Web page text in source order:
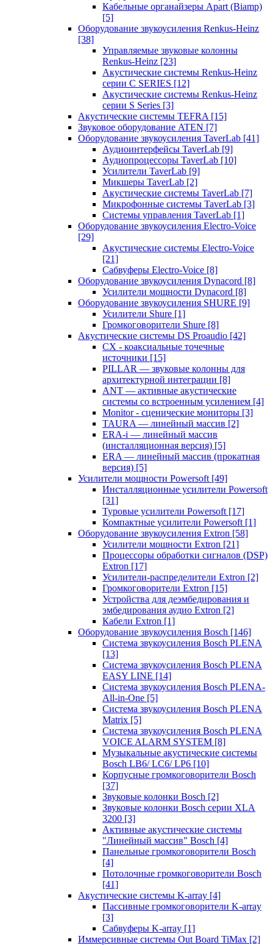
Кабельные органайзеры Apart (Biamp)
[5]
Оборудование звукоусиления Renkus-Heinz
[38]
Управляемые звуковые колонны
Renkus-Heinz [23]
Акустические системы Renkus-Heinz
серии C SERIES [12]
Акустические системы Renkus-Heinz
серии S Series [3]
Акустические системы TEFRA [15]
Звуковое оборудование ATEN [7]
Оборудование звукоусиления TaverLab [41]
Аудиоинтерфейсы TaverLab [9]
Аудиопроцессоры TaverLab [10]
Усилители TaverLab [9]
Микшеры TaverLab [2]
Акустические системы TaverLab [7]
Микрофонные системы TaverLab [3]
Системы управления TaverLab [1]
Оборудование звукоусиления Electro-Voice
[29]
Акустические системы Electro-Voice
[21]
Сабвуферы Electro-Voice [8]
Оборудование звукоусиления Dynacord [8]
Усилители мощности Dynacord [8]
Оборудование звукоусиления SHURE [9]
Усилители Shure [1]
Громкоговорители Shure [8]
Акустические системы DS Proaudio [42]
CX - коаксиальные точечные
источники [15]
PILLAR — звуковые колонны для
архитектурной интеграции [8]
ANT — активные акустические
системы со встроенным усилением [4]
Monitor - сценические мониторы [3]
TAURA — линейный массив [2]
ERA-i — линейный массив
(инсталляционная версия) [5]
ERA — линейный массив (прокатная
версия) [5]
Усилители мощности Powersoft [49]
Инсталляционные усилители Powersoft
[31]
Туровые усилители Powersoft [17]
Компактные усилители Powersoft [1]
Оборудование звукоусиления Extron [58]
Усилители мощности Extron [21]
Процессоры обработки сигналов (DSP)
Extron [17]
Усилители-распределители Extron [2]
Громкоговорители Extron [15]
Устройства для деэмбедирования и
эмбедирования аудио Extron [2]
Кабели Extron [1]
Оборудование звукоусиления Bosch [146]
Система звукоусиления Bosch PLENA
[13]
Система звукоусиления Bosch PLENA
EASY LINE [14]
Система звукоусиления Bosch PLENA-
All-in-One [5]
Система звукоусиления Bosch PLENA
Matrix [5]
Система звукоусиления Bosch PLENA
VOICE ALARM SYSTEM [8]
Музыкальные акустические системы
Bosch LB6/ LC6/ LP6 [10]
Корпусные громкоговорители Bosch
[37]
Звуковые колонки Bosch [2]
Звуковые колонки Bosch серии XLA
3200 [3]
Активные акустические системы
"Линейный массив" Bosch [4]
Панельные громкоговорители Bosch
[4]
Потолочные громкоговорители Bosch
[41]
Акустические системы K-array [4]
Пассивные громкоговорители K-array
[3]
Сабвуферы K-array [1]
Иммерсивные системы Out Board TiMax [2]